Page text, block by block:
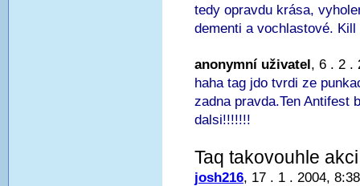
tedy opravdu krása,
dementi a vochlastové.
anonymní uživatel, 6 . 2 .
haha tag jdo tvrdi ze
zadna pravda.Ten Antifest
dalsi!!!!!!!
Taq takovouhle
josh216, 17 . 1 . 2004, 8:38